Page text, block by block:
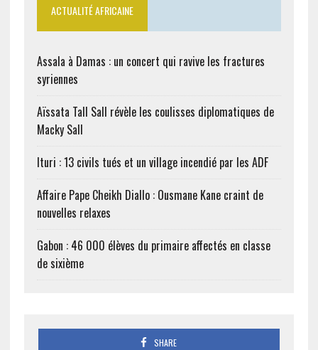
ACTUALITÉ AFRICAINE
Assala à Damas : un concert qui ravive les fractures
syriennes
Aïssata Tall Sall révèle les coulisses diplomatiques de
Macky Sall
Ituri : 13 civils tués et un village incendié par les ADF
Affaire Pape Cheikh Diallo : Ousmane Kane craint de
nouvelles relaxes
Gabon : 46 000 élèves du primaire affectés en classe
de sixième
SHARE